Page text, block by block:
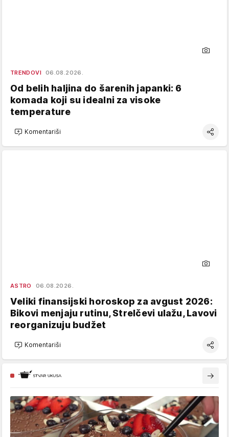
TRENDOVI 06.08.2026.
Od belih haljina do šarenih japanki: 6
komada koji su idealni za visoke
temperature
Komentariši
ASTRO 06.08.2026.
Veliki finansijski horoskop za avgust 2026:
Bikovi menjaju rutinu, Strelčevi ulažu, Lavovi
reorganizuju budžet
Komentariši